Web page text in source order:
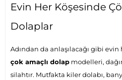
Evin Her Köşesinde
Dolaplar
Adından da anlaşılacağı gibi
çok amaçlı dolap modelleri,
silahtır. Mutfakta kiler dolabı,